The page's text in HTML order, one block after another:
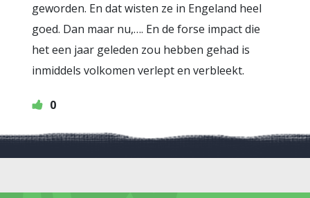
geworden. En dat wisten ze in Engeland heel
goed. Dan maar nu,…. En de forse impact die
het een jaar geleden zou hebben gehad is
inmiddels volkomen verlept en verbleekt.
0